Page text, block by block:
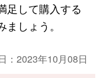
足して購入する
しょう。
：2023年10月08日